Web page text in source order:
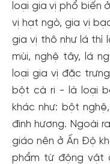
loại gia vị phổ biến
vị hạt ngò, gia vị
gia vị thô như lá thì
mùi, nghệ tây, lá
loại gia vị đặc
bột cà ri - là loại
khác như: bột
đinh hương. Ngoài
giáo nên ở Ấn Độ
phẩm từ động vật